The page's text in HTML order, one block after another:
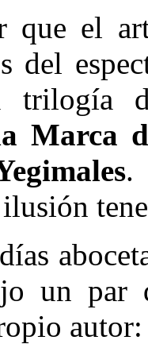
que el
del
trilogía
Marca
.
un par
autor: